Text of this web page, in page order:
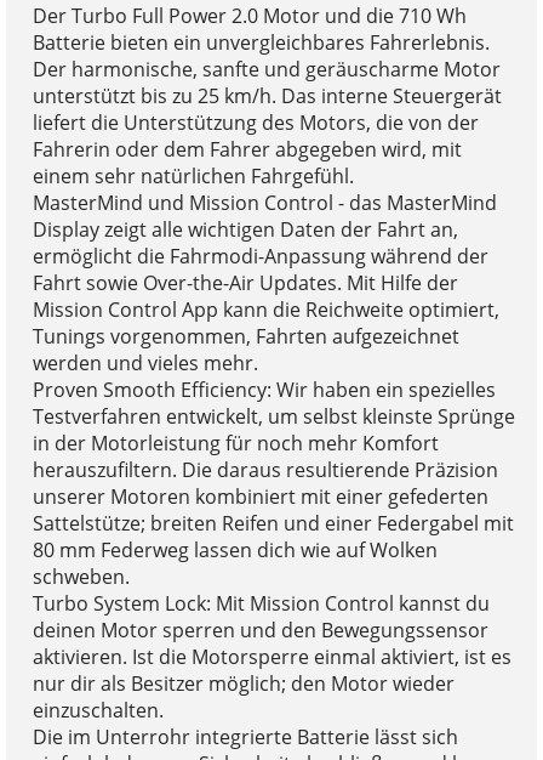
Der Turbo Full Power 2.0 Motor und die 710 Wh
Batterie bieten ein unvergleichbares Fahrerlebnis.
Der harmonische, sanfte und geräuscharme Motor
unterstützt bis zu 25 km/h. Das interne Steuergerät
liefert die Unterstützung des Motors, die von der
Fahrerin oder dem Fahrer abgegeben wird, mit
einem sehr natürlichen Fahrgefühl.
MasterMind und Mission Control - das MasterMind
Display zeigt alle wichtigen Daten der Fahrt an,
ermöglicht die Fahrmodi-Anpassung während der
Fahrt sowie Over-the-Air Updates. Mit Hilfe der
Mission Control App kann die Reichweite optimiert,
Tunings vorgenommen, Fahrten aufgezeichnet
werden und vieles mehr.
Proven Smooth Efficiency: Wir haben ein spezielles
Testverfahren entwickelt, um selbst kleinste Sprünge
in der Motorleistung für noch mehr Komfort
herauszufiltern. Die daraus resultierende Präzision
unserer Motoren kombiniert mit einer gefederten
Sattelstütze; breiten Reifen und einer Federgabel mit
80 mm Federweg lassen dich wie auf Wolken
schweben.
Turbo System Lock: Mit Mission Control kannst du
deinen Motor sperren und den Bewegungssensor
aktivieren. Ist die Motorsperre einmal aktiviert, ist es
nur dir als Besitzer möglich; den Motor wieder
einzuschalten.
Die im Unterrohr integrierte Batterie lässt sich